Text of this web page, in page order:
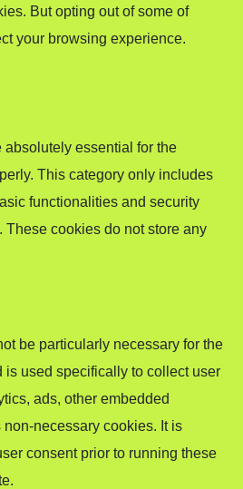
But opting out of some of
your browsing experience.
absolutely essential for the
This category only includes
functionalities and security
These cookies do not store any
be particularly necessary for the
is used specifically to collect user
ads, other embedded
necessary cookies. It is
consent prior to running these